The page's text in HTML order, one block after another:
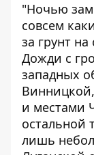
"Ночью
совсем
за грунт
Дожди с
западных
и местами
остальной
лишь